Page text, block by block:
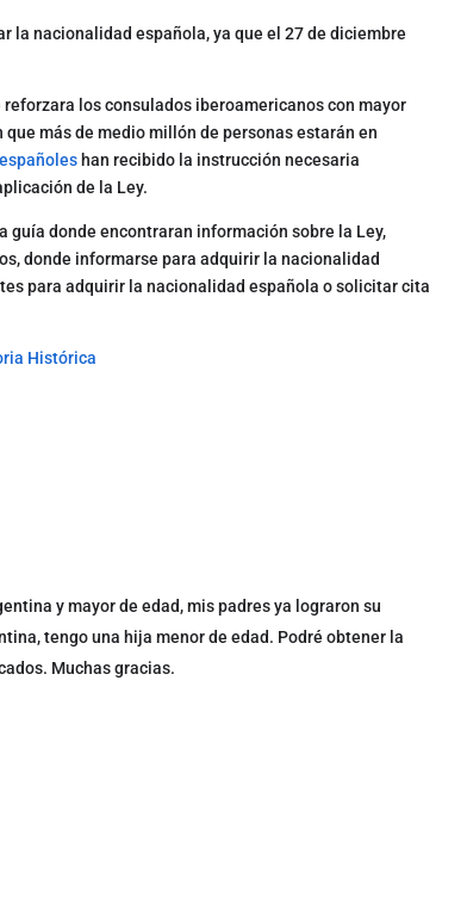
la nacionalidad española, ya que el 27 de diciembre
los consulados iberoamericanos con mayor
más de medio millón de personas estarán en
han recibido la instrucción necesaria
de la Ley.
guía donde encontraran información sobre la Ley,
donde informarse para adquirir la nacionalidad
para adquirir la nacionalidad española o solicitar cita
Histórica
y mayor de edad, mis padres ya lograron su
tengo una hija menor de edad. Podré obtener la
Muchas gracias.